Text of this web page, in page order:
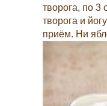
творога, по 3
творога и
приём. Ни